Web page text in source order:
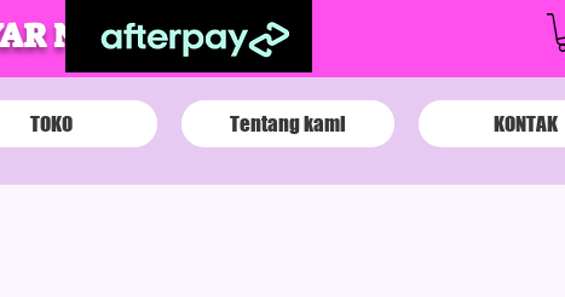
NANTI!
TOKO Tentang kami KONTAK